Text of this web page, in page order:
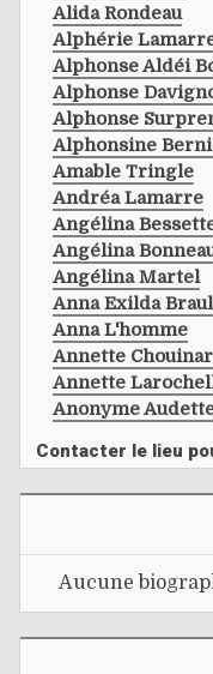
Alida Rondeau
Alphérie
Alphonse Aldéi
Alphonse
Alphonse
Alphonsine
Amable Tringle
Andréa Lamarre
Angélina
Angélina
Angélina Martel
Anna Exilda
Anna L'homme
Annette
Annette
Anonyme
Contacter le lieu
Aucune